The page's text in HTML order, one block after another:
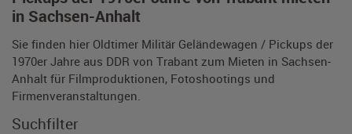
in Sachsen-Anhalt
Sie finden hier Oldtimer Militär Geländewagen / Pickups der
1970er Jahre aus DDR von Trabant zum Mieten in Sachsen-
Anhalt für Filmproduktionen, Fotoshootings und
Firmenveranstaltungen.
Suchfilter